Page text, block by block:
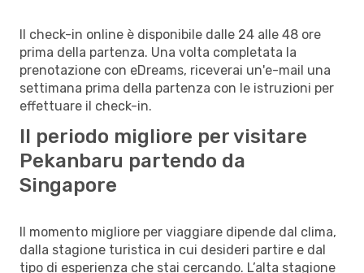
Il check-in online è disponibile dalle 24 alle 48 ore
prima della partenza. Una volta completata la
prenotazione con eDreams, riceverai un'e-mail una
settimana prima della partenza con le istruzioni per
effettuare il check-in.
Il periodo migliore per visitare
Pekanbaru partendo da
Singapore
Il momento migliore per viaggiare dipende dal clima,
dalla stagione turistica in cui desideri partire e dal
tipo di esperienza che stai cercando. L’alta stagione